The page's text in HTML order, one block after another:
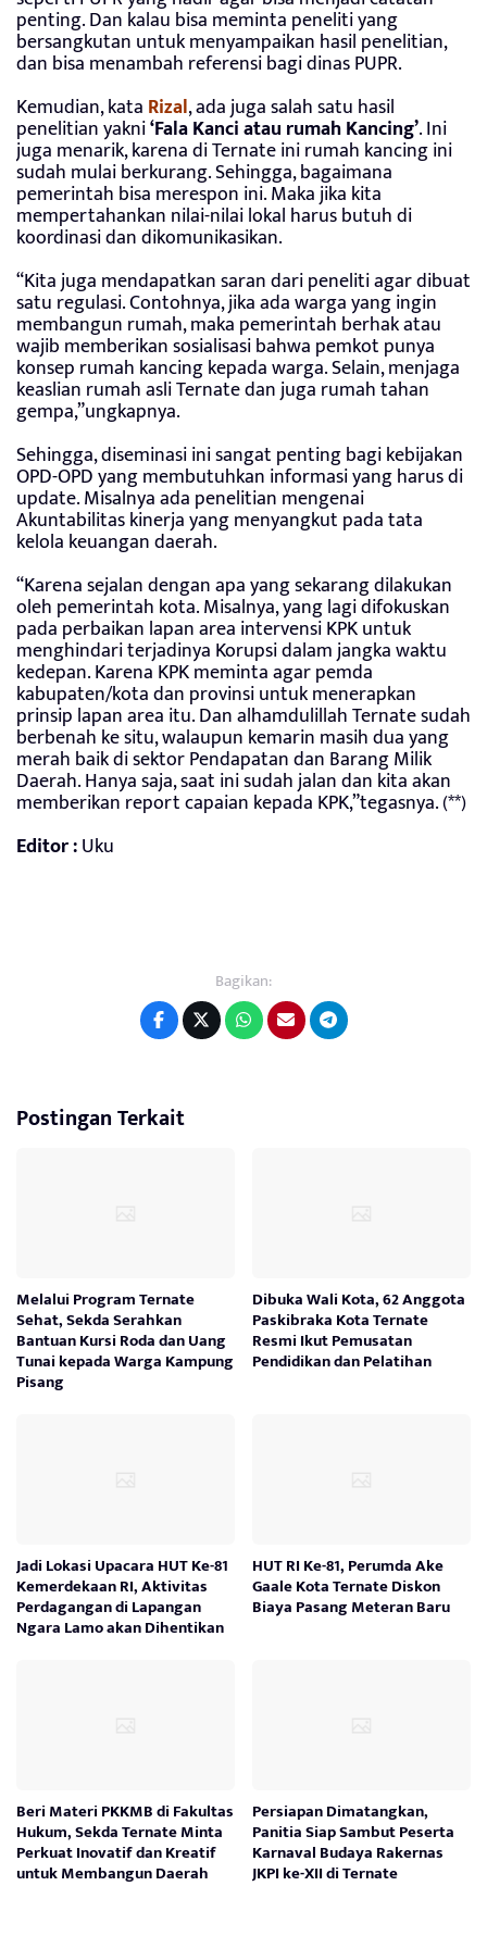
penting. Dan kalau bisa meminta peneliti yang
bersangkutan untuk menyampaikan hasil penelitian,
dan bisa menambah referensi bagi dinas PUPR.
Kemudian, kata Rizal, ada juga salah satu hasil
penelitian yakni‘Fala Kanci atau rumah Kancing’. Ini
juga menarik, karena di Ternate ini rumah kancing ini
sudah mulai berkurang. Sehingga, bagaimana
pemerintah bisa merespon ini. Maka jika kita
mempertahankan nilai-nilai lokal harus butuh di
koordinasi dan dikomunikasikan.
“Kita juga mendapatkan saran dari peneliti agar dibuat
satu regulasi. Contohnya, jika ada warga yang ingin
membangun rumah, maka pemerintah berhak atau
wajib memberikan sosialisasi bahwa pemkot punya
konsep rumah kancing kepada warga. Selain, menjaga
keaslian rumah asli Ternate dan juga rumah tahan
gempa,”ungkapnya.
Sehingga, diseminasi ini sangat penting bagi kebijakan
OPD-OPD yang membutuhkan informasi yang harus di
update. Misalnya ada penelitian mengenai
Akuntabilitas kinerja yang menyangkut pada tata
kelola keuangan daerah.
“Karena sejalan dengan apa yang sekarang dilakukan
oleh pemerintah kota. Misalnya, yang lagi difokuskan
pada perbaikan lapan area intervensi KPK untuk
menghindari terjadinya Korupsi dalam jangka waktu
kedepan. Karena KPK meminta agar pemda
kabupaten/kota dan provinsi untuk menerapkan
prinsip lapan area itu. Dan alhamdulillah Ternate sudah
berbenah ke situ, walaupun kemarin masih dua yang
merah baik di sektor Pendapatan dan Barang Milik
Daerah. Hanya saja, saat ini sudah jalan dan kita akan
memberikan report capaian kepada KPK,”tegasnya. (**)
Editor :Uku
Bagikan:
Postingan Terkait
Melalui Program Ternate
Sehat, Sekda Serahkan
Bantuan Kursi Roda dan Uang
Tunai kepada Warga Kampung
Pisang
Dibuka Wali Kota, 62 Anggota
Paskibraka Kota Ternate
Resmi Ikut Pemusatan
Pendidikan dan Pelatihan
Jadi Lokasi Upacara HUT Ke-81
Kemerdekaan RI, Aktivitas
Perdagangan di Lapangan
Ngara Lamo akan Dihentikan
HUT RI Ke-81, Perumda Ake
Gaale Kota Ternate Diskon
Biaya Pasang Meteran Baru
Beri Materi PKKMB di Fakultas
Hukum, Sekda Ternate Minta
Perkuat Inovatif dan Kreatif
untuk Membangun Daerah
Persiapan Dimatangkan,
Panitia Siap Sambut Peserta
Karnaval Budaya Rakernas
JKPI ke-XII di Ternate